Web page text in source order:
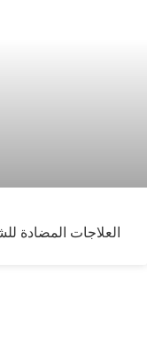
العلاجات المضادة